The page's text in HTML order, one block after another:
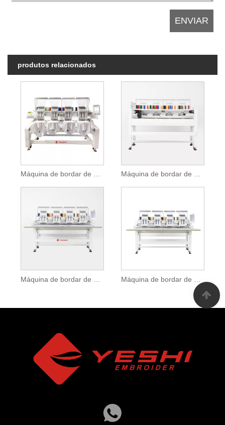
produtos relacionados